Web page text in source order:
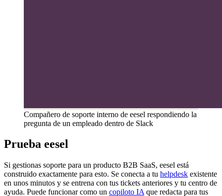
Compañero de soporte interno de eesel respondiendo la
pregunta de un empleado dentro de Slack
Prueba eesel
Si gestionas soporte para un producto B2B SaaS, eesel está
construido exactamente para esto. Se conecta a tu helpdesk existente
en unos minutos y se entrena con tus tickets anteriores y tu centro de
ayuda. Puede funcionar como un copiloto IA que redacta para tus